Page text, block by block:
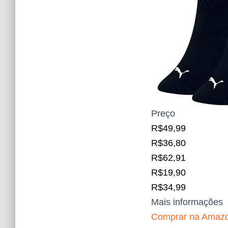
Preço
R$49,99
R$36,80
R$62,91
R$19,90
R$34,99
Mais informações
Comprar na